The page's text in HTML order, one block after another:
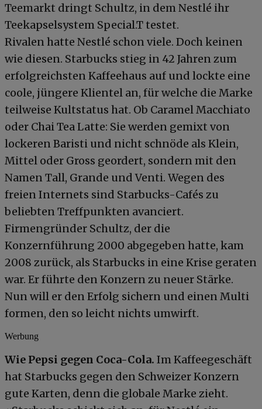
Teemarkt dringt Schultz, in dem Nestlé ihr
Teekapselsystem Special.T testet.
Rivalen hatte Nestlé schon viele. Doch keinen
wie diesen. Starbucks stieg in 42 Jahren zum
erfolgreichsten Kaffeehaus auf und lockte eine
coole, jüngere Klientel an, für welche die Marke
teilweise Kultstatus hat. Ob Caramel Macchiato
oder Chai Tea Latte: Sie werden gemixt von
lockeren Baristi und nicht schnöde als Klein,
Mittel oder Gross geordert, sondern mit den
Namen Tall, Grande und Venti. Wegen des
freien Internets sind Starbucks-Cafés zu
beliebten Treffpunkten avanciert.
Firmengründer Schultz, der die
Konzernführung 2000 abgegeben hatte, kam
2008 zurück, als Starbucks in eine Krise geraten
war. Er führte den Konzern zu neuer Stärke.
Nun will er den Erfolg sichern und einen Multi
formen, den so leicht nichts umwirft.
Werbung
Wie Pepsi gegen Coca-Cola. Im Kaffeegeschäft
hat Starbucks gegen den Schweizer Konzern
gute Karten, denn die globale Marke zieht.